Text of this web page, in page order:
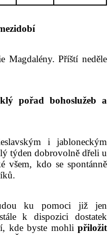
Magdalény. Příští neděle
pořad bohoslužeb a
i jabloneckým
týden dobrovolně dřeli u
všem, kdo se spontánně
ku pomoci již jen
k dispozici dostatek
kde byste mohli přiložit